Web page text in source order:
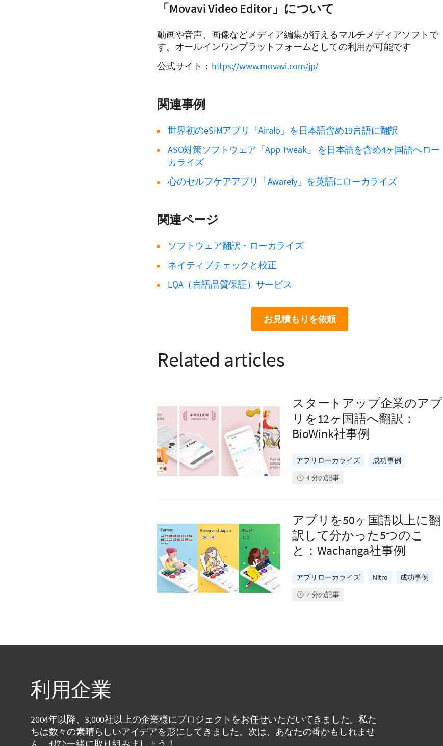
「Movavi Video Editor」について
動画や音声、画像などメディア編集が行えるマルチメディアソフトで
す。オールインワンプラットフォームとしての利用が可能です
公式サイト： https://www.movavi.com/jp/
関連事例
世界初のeSIMアプリ「Airalo」を日本語含め19言語に翻訳
ASO対策ソフトウェア「App Tweak」 を日本語を含め4ヶ国語へロー
カライズ
心のセルフケアアプリ「Awarefy」を英語にローカライズ
関連ページ
ソフトウェア翻訳・ローカライズ
ネイティブチェックと校正
LQA（言語品質保証）サービス
お見積もりを依頼
Related articles
スタートアップ企業のアプ
リを12ヶ国語へ翻訳：
BioWink社事例
アプリローカライズ
成功事例
4分の記事
アプリを50ヶ国語以上に翻
訳して分かった5つのこ
と：Wachanga社事例
アプリローカライズ Nitro
成功事例
7分の記事
利用企業
2004年以降、3,000社以上の企業様にプロジェクトをお任せいただいてきました。私た
ちは数々の素晴らしいアイデアを形にしてきました。次は、あなたの番かもしれませ
ん。ぜひ一緒に取り組みましょう！